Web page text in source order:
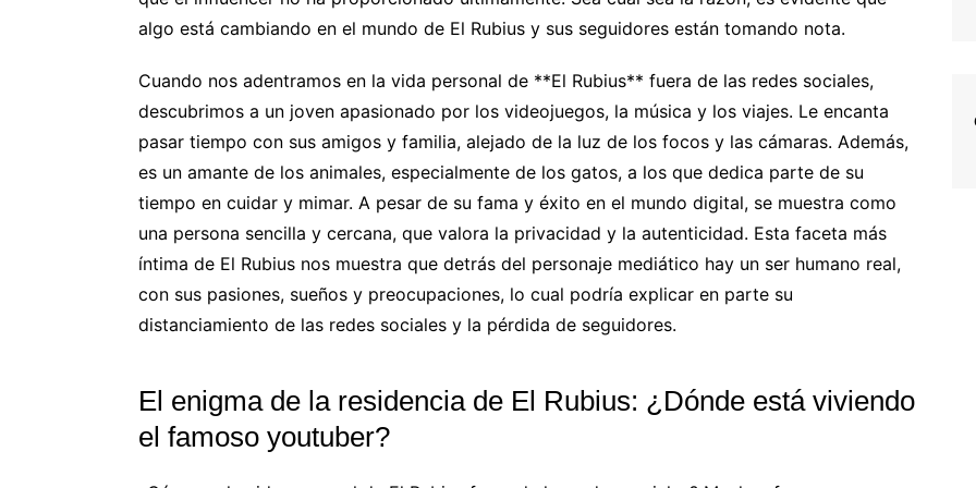
algo está cambiando en el mundo de El Rubius y sus seguidores están tomando nota.
Cuando nos adentramos en la vida personal de **El Rubius** fuera de las redes sociales,
descubrimos a un joven apasionado por los videojuegos, la música y los viajes. Le encanta
pasar tiempo con sus amigos y familia, alejado de la luz de los focos y las cámaras. Además,
es un amante de los animales, especialmente de los gatos, a los que dedica parte de su
tiempo en cuidar y mimar. A pesar de su fama y éxito en el mundo digital, se muestra como
una persona sencilla y cercana, que valora la privacidad y la autenticidad. Esta faceta más
íntima de El Rubius nos muestra que detrás del personaje mediático hay un ser humano real,
con sus pasiones, sueños y preocupaciones, lo cual podría explicar en parte su
distanciamiento de las redes sociales y la pérdida de seguidores.
El enigma de la residencia de El Rubius: ¿Dónde está viviendo
el famoso youtuber?